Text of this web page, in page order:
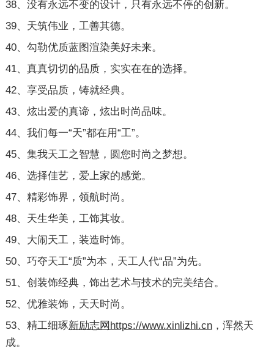
38、没有永远不变的设计，只有永远不停的创新。
39、天筑伟业，工善其德。
40、勾勒优质蓝图渲染美好未来。
41、真真切切的品质，实实在在的选择。
42、享受品质，铸就经典。
43、炫出爱的真谛，炫出时尚品味。
44、我们每一“天”都在用“工”。
45、集我天工之智慧，圆您时尚之梦想。
46、选择佳艺，爱上家的感觉。
47、精彩饰界，领航时尚。
48、天生华美，工饰其妆。
49、大闹天工，装造时饰。
50、巧夺天工“质”为本，天工人代“品”为先。
51、创装饰经典，饰出艺术与技术的完美结合。
52、优雅装饰，天天时尚。
53、精工细琢新励志网https://www.xinlizhi.cn，浑然天
成。